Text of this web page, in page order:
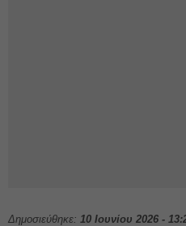
Δημοσιεύθηκε: 10 Ιουνίου 2026 -